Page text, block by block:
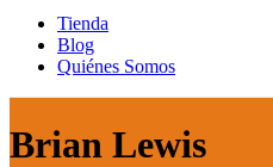
Tienda
Blog
Quiénes Somos
Brian Lewis